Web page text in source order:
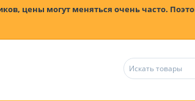
цены могут меняться очень часто.